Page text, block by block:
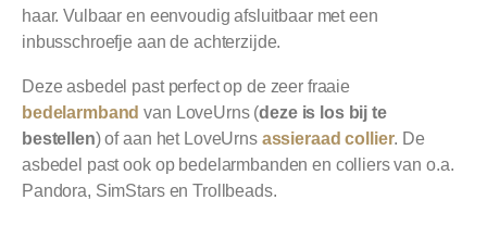
haar. Vulbaar en eenvoudig afsluitbaar met een
inbusschroefje aan de achterzijde.
Deze asbedel past perfect op de zeer fraaie
bedelarmband van LoveUrns (deze is los bij te
bestellen) of aan het LoveUrns assieraad collier. De
asbedel past ook op bedelarmbanden en colliers van o.a.
Pandora, SimStars en Trollbeads.